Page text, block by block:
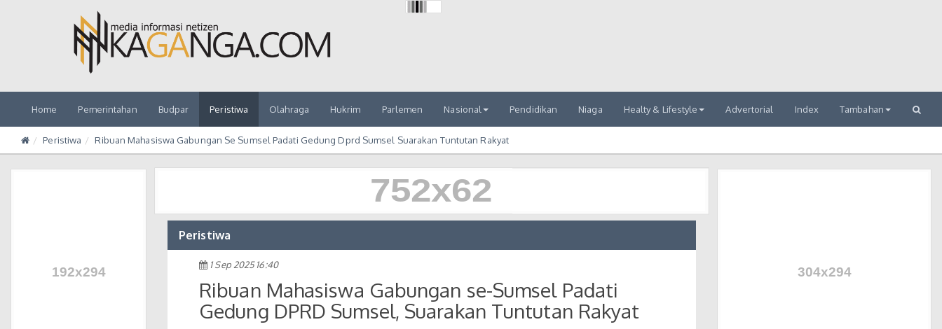
Home Pemerintahan Budpar Peristiwa Olahraga Hukrim Parlemen Nasional Pendidikan Niaga Healty & Lifestyle Advertorial Index Tambahan
Peristiwa Ribuan Mahasiswa Gabungan Se Sumsel Padati Gedung Dprd Sumsel Suarakan Tuntutan Rakyat
Peristiwa
1 Sep 2025 16:40
Ribuan Mahasiswa Gabungan se-Sumsel Padati
Gedung DPRD Sumsel, Suarakan Tuntutan Rakyat